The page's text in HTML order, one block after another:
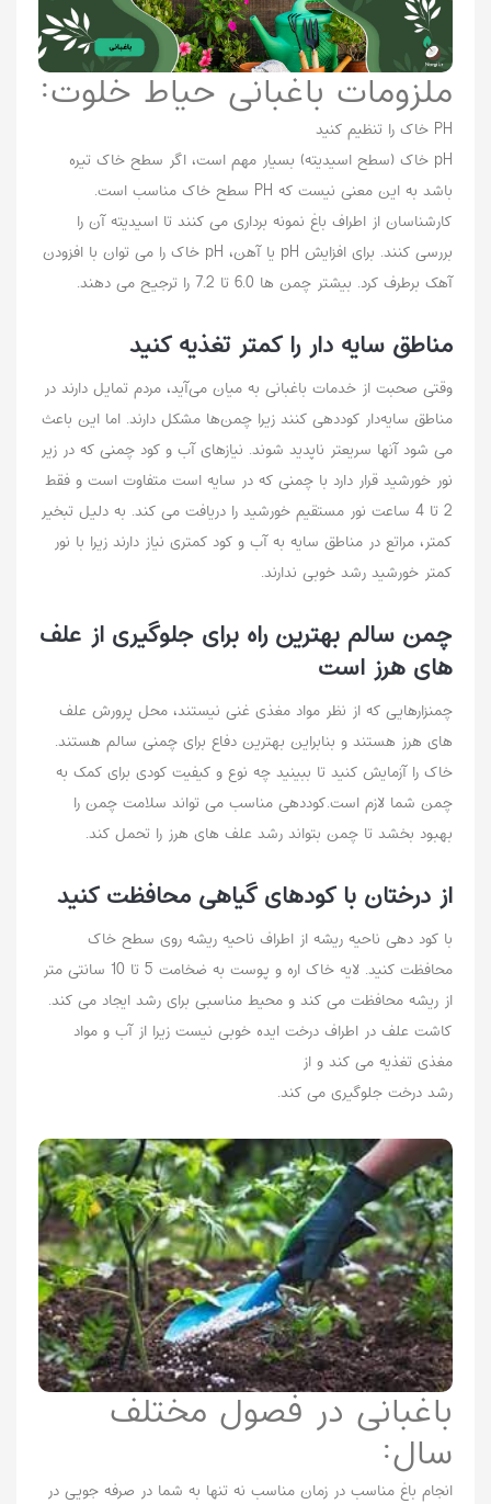
ملزومات باغبانی حیاط خلوت:
PH خاک را تنظیم کنید
pH خاک (سطح اسیدیته) بسیار مهم است، اگر سطح خاک تیره
باشد به این معنی نیست که PH سطح خاک مناسب است.
کارشناسان از اطراف باغ نمونه برداری می کنند تا اسیدیته آن را
بررسی کنند. برای افزایش pH یا آهن، pH خاک را می توان با افزودن
آهک برطرف کرد. بیشتر چمن ها 6.0 تا 7.2 را ترجیح می دهند.
مناطق سایه دار را کمتر تغذیه کنید
وقتی صحبت از خدمات باغبانی به میان می‌آید، مردم تمایل دارند در
مناطق سایه‌دار کوددهی کنند زیرا چمن‌ها مشکل دارند. اما این باعث
می شود آنها سریعتر ناپدید شوند. نیازهای آب و کود چمنی که در زیر
نور خورشید قرار دارد با چمنی که در سایه است متفاوت است و فقط
2 تا 4 ساعت نور مستقیم خورشید را دریافت می کند. به دلیل تبخیر
کمتر، مراتع در مناطق سایه به آب و کود کمتری نیاز دارند زیرا با نور
کمتر خورشید رشد خوبی ندارند.
چمن سالم بهترین راه برای جلوگیری از علف
های هرز است
چمنزارهایی که از نظر مواد مغذی غنی نیستند، محل پرورش علف
های هرز هستند و بنابراین بهترین دفاع برای چمنی سالم هستند.
خاک را آزمایش کنید تا ببینید چه نوع و کیفیت کودی برای کمک به
چمن شما لازم است.کوددهی مناسب می تواند سلامت چمن را
بهبود بخشد تا چمن بتواند رشد علف های هرز را تحمل کند.
از درختان با کودهای گیاهی محافظت کنید
با کود دهی ناحیه ریشه از اطراف ناحیه ریشه روی سطح خاک
محافظت کنید. لایه خاک اره و پوست به ضخامت 5 تا 10 سانتی متر
از ریشه محافظت می کند و محیط مناسبی برای رشد ایجاد می کند.
کاشت علف در اطراف درخت ایده خوبی نیست زیرا از آب و مواد
مغذی تغذیه می کند و از
رشد درخت جلوگیری می کند.
باغبانی در فصول مختلف
سال:
انجام باغ مناسب در زمان مناسب نه تنها به شما در صرفه جویی در